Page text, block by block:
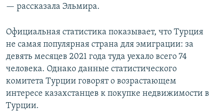
— рассказала Эльмира.
Официальная статистика показывает, что Турция
не самая популярная страна для эмиграции: за
девять месяцев 2021 года туда уехало всего 74
человека. Однако данные статистического
комитета Турции говорят о возрастающем
интересе казахстанцев к покупке недвижимости в
Турции.